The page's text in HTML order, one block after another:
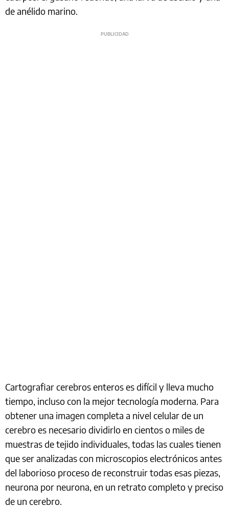
de anélido marino.
Cartografiar cerebros enteros es difícil y lleva mucho
tiempo, incluso con la mejor tecnología moderna. Para
obtener una imagen completa a nivel celular de un
cerebro es necesario dividirlo en cientos o miles de
muestras de tejido individuales, todas las cuales tienen
que ser analizadas con microscopios electrónicos antes
del laborioso proceso de reconstruir todas esas piezas,
neurona por neurona, en un retrato completo y preciso
de un cerebro.